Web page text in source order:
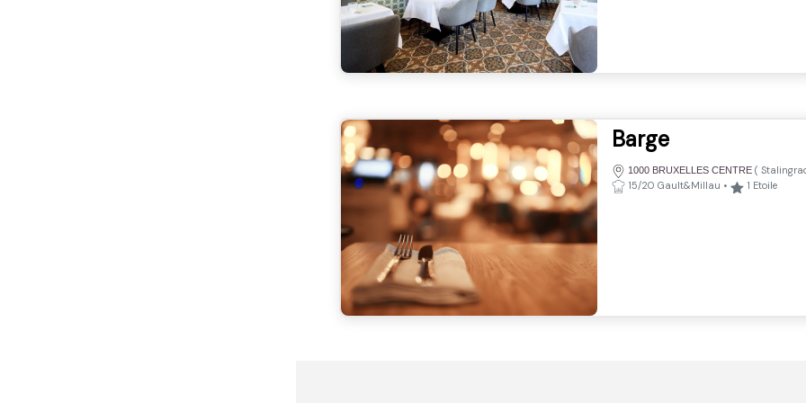
Barge
1000 BRUXELLES CENTRE (
15/20 Gault&Millau • 1 Etoile